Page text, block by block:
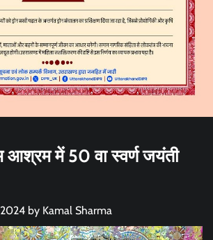
आश्रम में 50 वा स्वर्ण जयंती
by Kamal Sharma